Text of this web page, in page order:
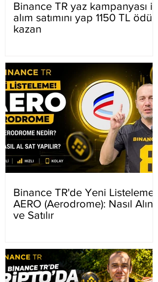
Binance TR yaz kampanyası ilk
alım satımını yap 1150 TL ödül
kazan
Binance TR'de Yeni Listeleme
AERO (Aerodrome): Nasıl Alınır
ve Satılır